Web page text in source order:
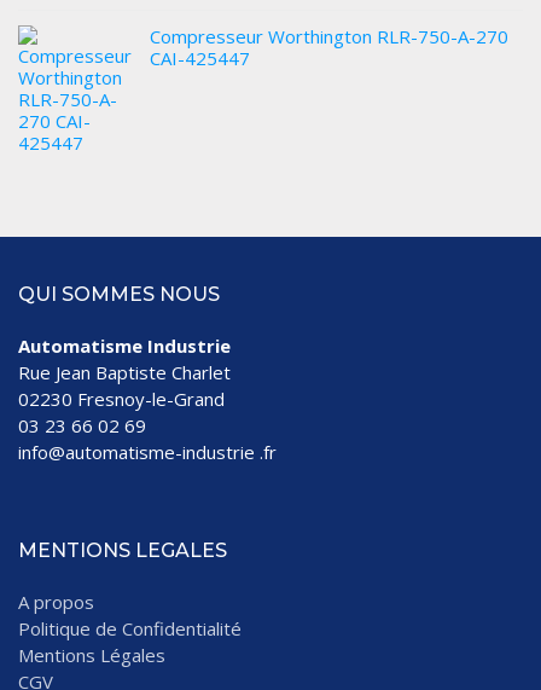
Compresseur Worthington RLR-750-A-270
CAI-425447
QUI SOMMES NOUS
Automatisme Industrie
Rue Jean Baptiste Charlet
02230 Fresnoy-le-Grand
03 23 66 02 69
info@automatisme-industrie .fr
MENTIONS LEGALES
A propos
Politique de Confidentialité
Mentions Légales
CGV